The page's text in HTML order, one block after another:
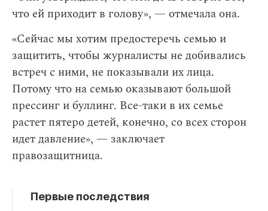
что ей приходит в голову», — отмечала она.
«Сейчас мы хотим предостеречь семью и
защитить, чтобы журналисты не добивались
встреч с ними, не показывали их лица.
Потому что на семью оказывают большой
прессинг и буллинг. Все-таки в их семье
растет пятеро детей, конечно, со всех сторон
идет давление», — заключает
правозащитница.
Первые последствия